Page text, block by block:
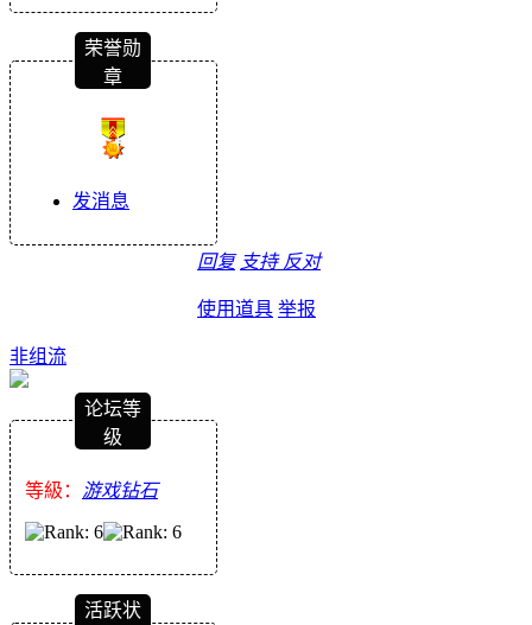
荣誉勋
章
发消息
回复 支持 反对
使用道具 举报
非组流
论坛等
级
等級： 游戏钻石
活跃状